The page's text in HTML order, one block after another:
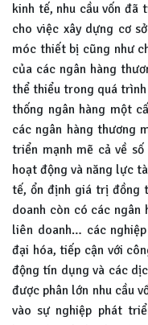
kinh tế, nhu cầu vốn đã
cho việc xây dựng cơ
móc thiết bị cũng như
của các ngân hàng
thể thiểu trong quá
thống ngân hàng một
các ngân hàng thương
triển mạnh mẽ cả về
hoạt động và năng lực
tế, ổn định giá trị đồng
doanh còn có các ngân
liên doanh… các
đại hóa, tiếp cận với
động tín dụng và các
được phân lớn nhu cầu
vào sự nghiệp phát